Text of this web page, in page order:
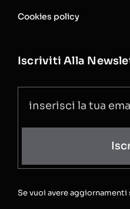
Cookies policy
Iscriviti Alla
Se vuoi avere